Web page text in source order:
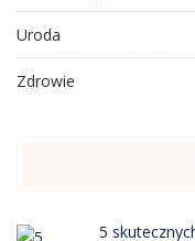
Uroda
Zdrowie
5